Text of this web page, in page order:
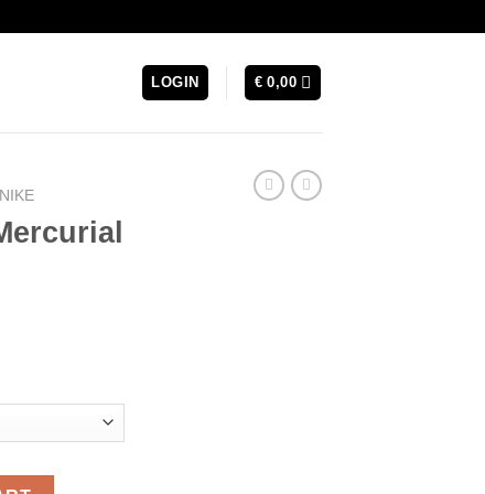
LOGIN € 0,00
NIKE
Pack quantity